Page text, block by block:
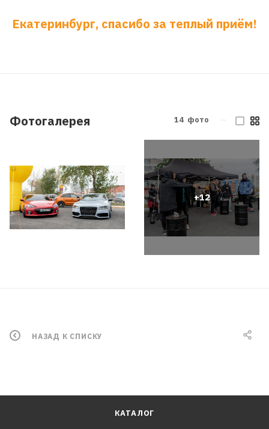
Екатеринбург, спасибо за теплый приём!
Фотогалерея 14 фото
НАЗАД К СПИСКУ
КАТАЛОГ